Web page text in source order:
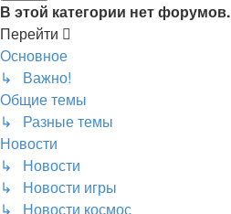
В этой категории нет форумов.
Перейти
Основное
↳ Важно!
Общие темы
↳ Разные темы
Новости
↳ Новости
↳ Новости игры
↳ Новости космос